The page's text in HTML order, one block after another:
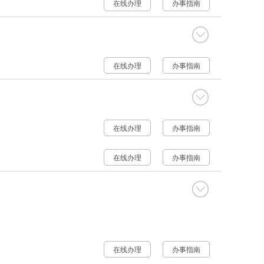
在线办理 办事指南
在线办理 办事指南
在线办理 办事指南
在线办理 办事指南
在线办理 办事指南